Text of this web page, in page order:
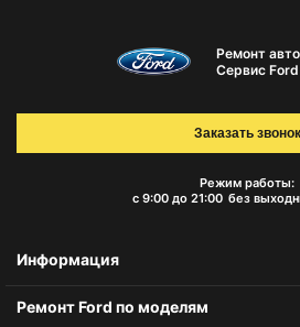
Ремонт
Сервис
Режим работы:
с 9:00 до 21:00 без
Заказать звонок
Информация
Ремонт Ford по моделям